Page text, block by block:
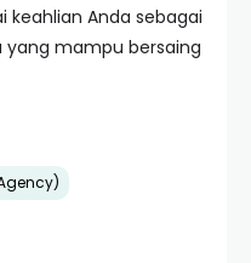
Anda sebagai
yang mampu bersaing